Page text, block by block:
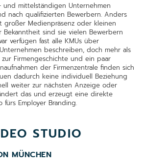
und mittelständigen Unternehmen
nach qualifizierten Bewerbern. Anders
großer Medienpräsenz oder kleinen
Bekanntheit sind sie vielen Bewerbern
verfügen fast alle KMUs über
beschreiben, doch mehr als
Firmengeschichte und ein paar
der Firmenzentrale finden sich
dadurch keine individuell Beziehung
weiter zur nächsten Anzeige oder
das und erzeugt eine direkte
fürs Employer Branding.
STUDIO
MÜNCHEN